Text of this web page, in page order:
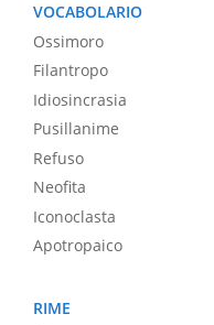
VOCABOLARIO
Ossimoro
Filantropo
Idiosincrasia
Pusillanime
Refuso
Neofita
Iconoclasta
Apotropaico
RIME